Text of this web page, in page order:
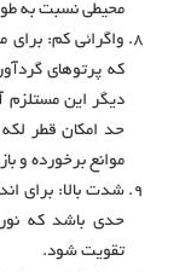
محیطی نسبت به
واگرائی کم:
که پرتوهای
دیگر این مستلزم
حد امکان قطر
موانع برخورده و
شدت بالا: برای
حدی باشد که
تقویت شود.